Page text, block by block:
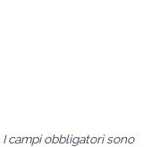
I campi obbligatori sono